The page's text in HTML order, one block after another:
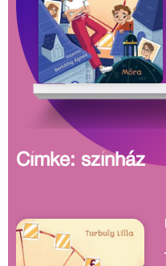
Címke: színház